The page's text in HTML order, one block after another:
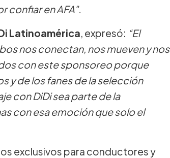
confiar en AFA".
Latinoamérica, expresó: “El
nos conectan, nos mueven y nos
con este sponsoreo porque
y de los fanes de la selección
con DiDi sea parte de la
con esa emoción que solo el
exclusivos para conductores y